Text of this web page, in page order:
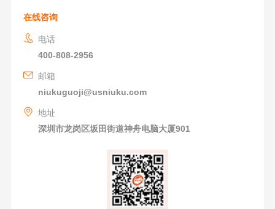
在线咨询
电话
400-808-2956
邮箱
niukuguoji@usniuku.com
地址
深圳市龙岗区坂田街道神舟电脑大厦901